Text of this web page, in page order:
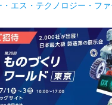
エス・テクノロジー・フ